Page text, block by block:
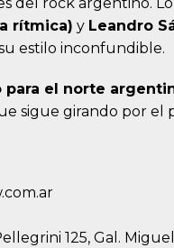
rítmica) y Leandro
estilo inconfundible.
el norte
sigue girando por el
125, Gal.